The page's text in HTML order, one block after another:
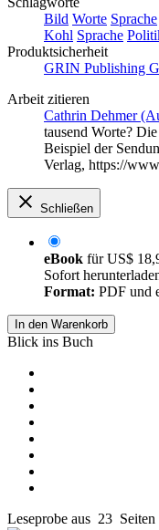
Bild Worte Sprache
Kohl Sprache
Produktsicherheit
GRIN Publishing
Arbeit zitieren
Cathrin Dehmer
tausend Worte?
Beispiel der
Verlag, https://
Schließen
eBook fürUS$
Sofort
Format: PDF und
In den Warenkorb
Blick ins Buch